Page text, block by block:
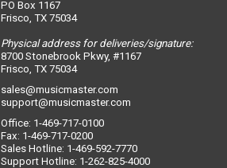
PO Box 1167
Frisco, TX 75034
Physical address for deliveries/signature:
8700 Stonebrook Pkwy, #1167
Frisco, TX 75034
sales@musicmaster.com
support@musicmaster.com
Office: 1-469-717-0100
Fax: 1-469-717-0200
Sales Hotline: 1-469-592-7770
Support Hotline: 1-262-825-4000